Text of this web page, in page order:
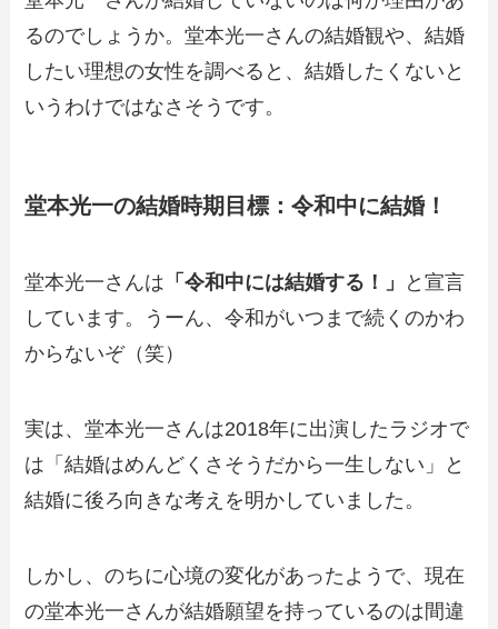
るのでしょうか。堂本光一さんの結婚観や、結婚
したい理想の女性を調べると、結婚したくないと
いうわけではなさそうです。
堂本光一の結婚時期目標：令和中に結婚！
堂本光一さんは 「令和中には結婚する！」
と宣言
しています。うーん、令和がいつまで続くのかわ
からないぞ（笑）
実は、堂本光一さんは2018年に出演したラジオで
は「結婚はめんどくさそうだから一生しない」と
結婚に後ろ向きな考えを明かしていました。
しかし、のちに心境の変化があったようで、現在
の堂本光一さんが結婚願望を持っているのは間違